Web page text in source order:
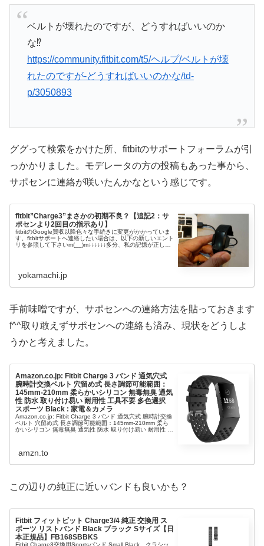
ベルトが壊れたのですが、どうすればいいのか
な⁉
https://community.fitbit.com/t5/ヘルプ/ベルトが壊
れたのですが-どうすればいいのかな/td-
p/3050893
ググって検索をかけた所、fitbitのサポートフォーラムが引
っかかりました。モデレータの方の投稿もあった事から、
サポセンに連絡が咲いたんかなという感じです。
fitbit”Charge3”まさかの初期不良？【追記2：サ
ポセンより2回目の指示あり】
fitbitのGoogle買収以降色々な手続きに変更がかかっていま
す。fitbitサポートへ連絡したい場合は、以下の新しいエント
リを参照して下さいm(__)m↓↓↓↓↓↓多分、私の記憶が正しけ
yokamachi.jp
手前味噌ですが、サポセンへの連絡方法を貼っておきます
f^^取り敢えずサポセンへの連絡も済み、現状をどうしよ
うかと考えました。
Amazon.co.jp: Fitbit Charge 3 バンド 通気穴式
腕時計交換ベルト 穴留め式 長さ調節可能範囲：
145mm-210mm 柔らかいシリコン 無毒無臭 通気
性 防水 取り付け易い 耐用性 工具不要 多色選択
スポーツ Black : 家電＆カメラ
Amazon.co.jp: Fitbit Charge 3 バンド 通気穴式 腕時計交換
ベルト 穴留め式 長さ調節可能範囲：145mm-210mm 柔ら
かいシリコン 無毒無臭 通気性 防水 取り付け易い 耐用性 工
amzn.to
この辺りの純正に近いバンドも良いかも？
Fitbit フィットビット Charge3/4 純正 交換用 ス
ポーツ リストバンド Black ブラック Sサイズ【日
本正規品】FB168SBBKS
Fitbit Charge3交換用Sportsバンド Small Black。クラシッ